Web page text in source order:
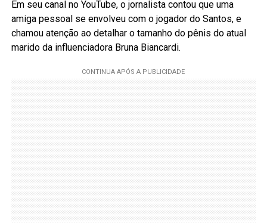
Em seu canal no YouTube, o jornalista contou que uma
amiga pessoal se envolveu com o jogador do Santos, e
chamou atenção ao detalhar o tamanho do pênis do atual
marido da influenciadora Bruna Biancardi.